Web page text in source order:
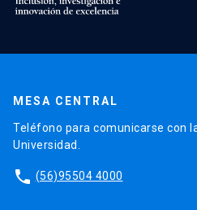
MESA CENTRAL
Teléfono para comunicarse con
Universidad.
phone (56)95504 4000